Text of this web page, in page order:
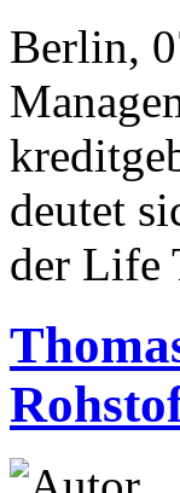
Berlin,
deutet
der Life